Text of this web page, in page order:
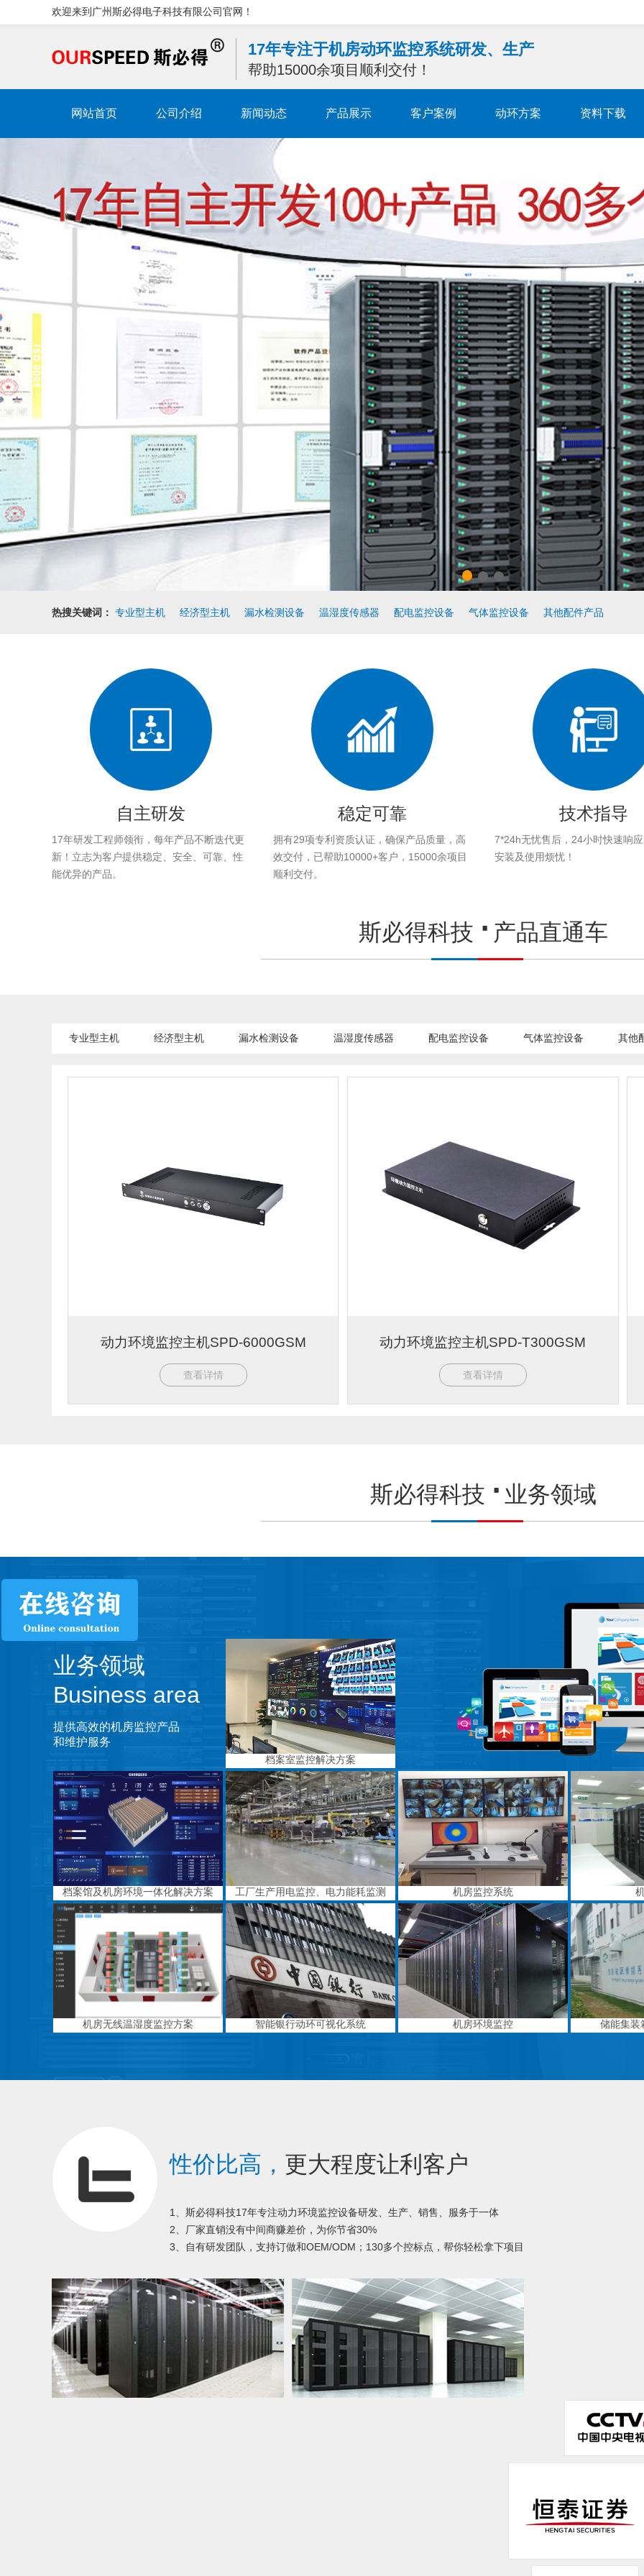
欢迎来到广州斯必得电子科技有限公司官网！
17年专注于机房动环监控系统研发、生产
帮助15000余项目顺利交付！
网站首页 公司介绍 新闻动态 产品展示 客户案例 动环方案 资料下载
热搜关键词： 专业型主机 经济型主机 漏水检测设备 温湿度传感器 配电监控设备 气体监控设备 其他配件产品
自主研发
17年研发工程师领衔，每年产品不断迭代更
新！立志为客户提供稳定、安全、可靠、性
能优异的产品。
稳定可靠
拥有29项专利资质认证，确保产品质量，高
效交付，已帮助10000+客户，15000余项目
顺利交付。
技术指导
7*24h无忧售后，24小时快速响
安装及使用烦忧！
斯必得科技 产品直通车
专业型主机 经济型主机 漏水检测设备 温湿度传感器 配电监控设备 气体监控设备 其他
动力环境监控主机SPD-6000GSM
查看详情
动力环境监控主机SPD-T300GSM
查看详情
斯必得科技 业务领域
业务领域
Business area
提供高效的机房监控产品
和维护服务
档案室监控解决方案
档案馆及机房环境一体化解决方案 工厂生产用电监控、电力能耗监测 机房监控系统
机房无线温湿度监控方案 智能银行动环可视化系统 机房环境监控 储能集装
性价比高， 更大程度让利客户
1、斯必得科技17年专注动力环境监控设备研发、生产、销售、服务于一体
2、厂家直销没有中间商赚差价，为你节省30%
3、自有研发团队，支持订做和OEM/ODM；130多个控标点，帮你轻松拿下项目